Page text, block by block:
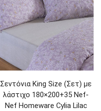
Σεντόνια King Size (Σετ) με
λάστιχο 180×200+35 Nef-
Nef Homeware Cylia Lilac